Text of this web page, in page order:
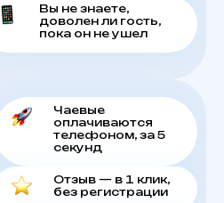
Вы не знаете,
доволен ли гость,
пока он не ушел
Чаевые
оплачиваются
телефоном, за 5
секунд
Отзыв — в 1 клик,
без регистрации